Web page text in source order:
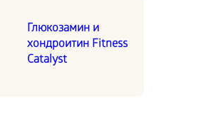
Глюкозамин и
хондроитин Fitness
Catalyst